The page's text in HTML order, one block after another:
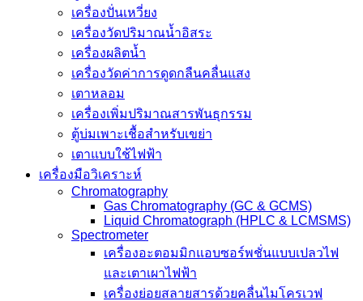
เครื่องปั่นเหวี่ยง
เครื่องวัดปริมาณน้ำอิสระ
เครื่องผลิตน้ำ
เครื่องวัดค่าการดูดกลืนคลื่นแสง
เตาหลอม
เครื่องเพิ่มปริมาณสารพันธุกรรม
ตู้บ่มเพาะเชื้อสำหรับเขย่า
เตาแบบใช้ไฟฟ้า
เครื่องมือวิเคราะห์
Chromatography
Gas Chromatography (GC & GCMS)
Liquid Chromatograph (HPLC & LCMSMS)
Spectrometer
เครื่องอะตอมมิกแอบซอร์พชั่นแบบเปลวไฟ
และเตาเผาไฟฟ้า
เครื่องย่อยสลายสารด้วยคลื่นไมโครเวฟ